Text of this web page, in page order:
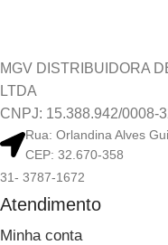
MGV DISTRIBUIDORA
LTDA
CNPJ: 15.388.942/0008-
Rua: Orlandina Alves
CEP: 32.670-358
31- 3787-1672
Atendimento
Minha conta